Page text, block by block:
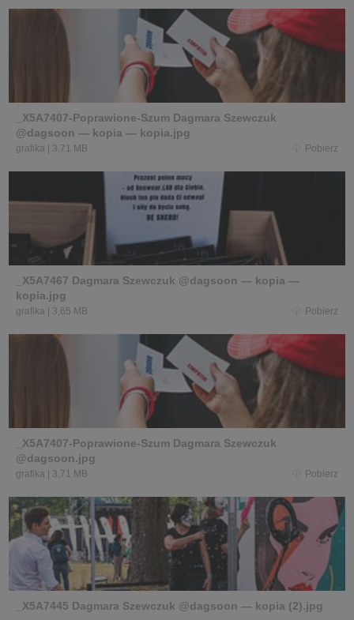
_X5A7407-Poprawione-Szum Dagmara Szewczuk
@dagsoon — kopia — kopia.jpg
grafika 3,71 MB Pobierz
_X5A7467 Dagmara Szewczuk @dagsoon — kopia —
kopia.jpg
grafika 3,65 MB Pobierz
_X5A7407-Poprawione-Szum Dagmara Szewczuk
@dagsoon.jpg
grafika 3,71 MB Pobierz
_X5A7445 Dagmara Szewczuk @dagsoon — kopia (2).jpg